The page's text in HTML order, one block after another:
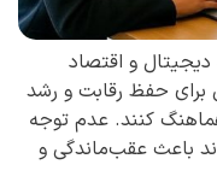
دیجیتال و اقتصاد
برای حفظ رقابت و رشد
هماهنگ کنند. عدم توجه
باعث عقب‌ماندگی و